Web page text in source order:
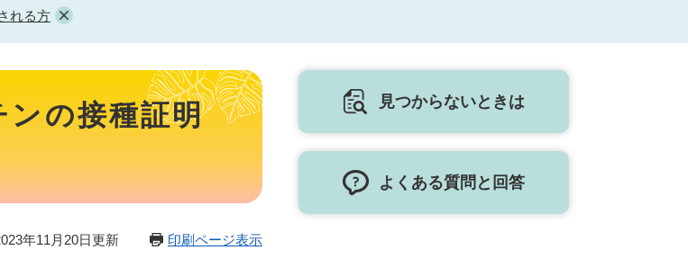
れる方
ンの接種証明
年11月20日更新 印刷ページ表示
見つからないときは
よくある質問と回答